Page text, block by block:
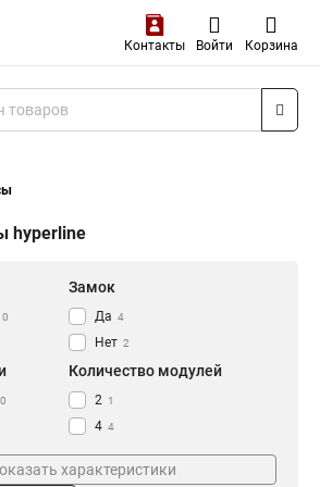
Контакты Войти Корзина
hyperline
0
Замок
Да 4
Нет 2
0
Количество модулей
2 1
4 4
6 0
8 2
характеристики